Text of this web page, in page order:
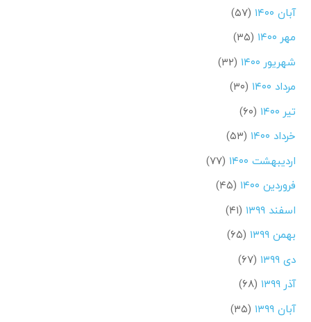
آبان ۱۴۰۰
(۵۷)
مهر ۱۴۰۰
(۳۵)
شهریور ۱۴۰۰
(۳۲)
مرداد ۱۴۰۰
(۳۰)
تیر ۱۴۰۰
(۶۰)
خرداد ۱۴۰۰
(۵۳)
اردیبهشت ۱۴۰۰
(۷۷)
فروردین ۱۴۰۰
(۴۵)
اسفند ۱۳۹۹
(۴۱)
بهمن ۱۳۹۹
(۶۵)
دی ۱۳۹۹
(۶۷)
آذر ۱۳۹۹
(۶۸)
آبان ۱۳۹۹
(۳۵)